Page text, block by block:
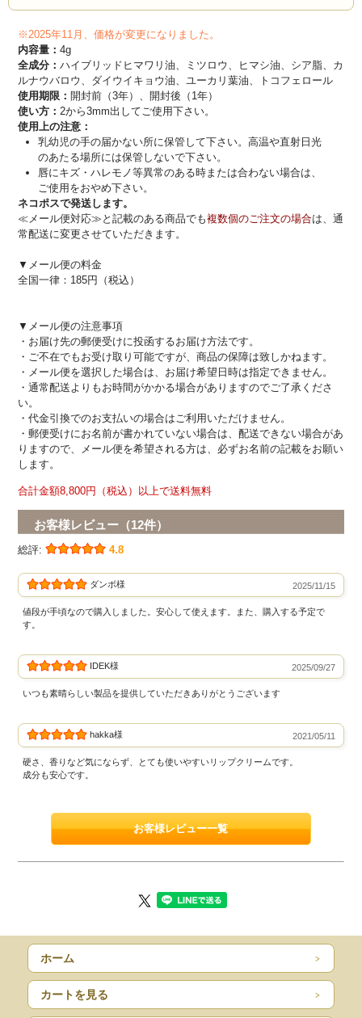
※2025年11月、価格が変更になりました。
内容量：4g
全成分：ハイブリッドヒマワリ油、ミツロウ、ヒマシ油、シア脂、カ
ルナウバロウ、ダイウイキョウ油、ユーカリ葉油、トコフェロール
使用期限： 開封前（3年）、開封後（1年）
使い方：2から3mm出してご使用下さい。
使用上の注意：
乳幼児の手の届かない所に保管して下さい。高温や直射日光
のあたる場所には保管しないで下さい。
唇にキズ・ハレモノ等異常のある時または合わない場合は、
ご使用をおやめ下さい。
ネコポスで発送します。
≪メール便対応≫と記載のある商品でも複数個のご注文の場合は、通
常配送に変更させていただきます。
▼メール便の料金
全国一律：185円（税込）
▼メール便の注意事項
・お届け先の郵便受けに投函するお届け方法です。
・ご不在でもお受け取り可能ですが、商品の保障は致しかねます。
・メール便を選択した場合は、お届け希望日時は指定できません。
・通常配送よりもお時間がかかる場合がありますのでご了承くださ
い。
・代金引換でのお支払いの場合はご利用いただけません。
・郵便受けにお名前が書かれていない場合は、配送できない場合があ
りますので、メール便を希望される方は、必ずお名前の記載をお願い
します。
合計金額8,800円（税込）以上で送料無料
お客様レビュー（12件）
総評: 4.8
ダンボ様 2025/11/15
値段が手頃なので購入しました。安心して使えます。また、購入する予定で
す。
IDEK様 2025/09/27
いつも素晴らしい製品を提供していただきありがとうございます
hakka様 2021/05/11
硬さ、香りなど気にならず、とても使いやすいリップクリームです。
成分も安心です。
お客様レビュー一覧
ホーム
カートを見る